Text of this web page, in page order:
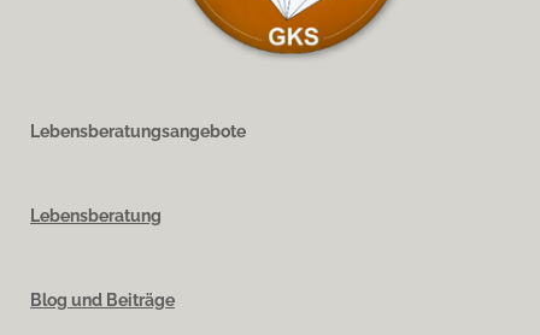
Lebensberatungsangebote
Lebensberatung
Blog und Beiträge